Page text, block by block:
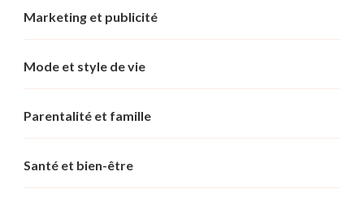
Marketing et publicité
Mode et style de vie
Parentalité et famille
Santé et bien-être